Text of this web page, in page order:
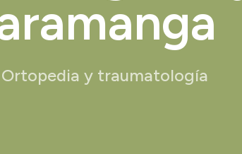
Ortopedia y traumatología